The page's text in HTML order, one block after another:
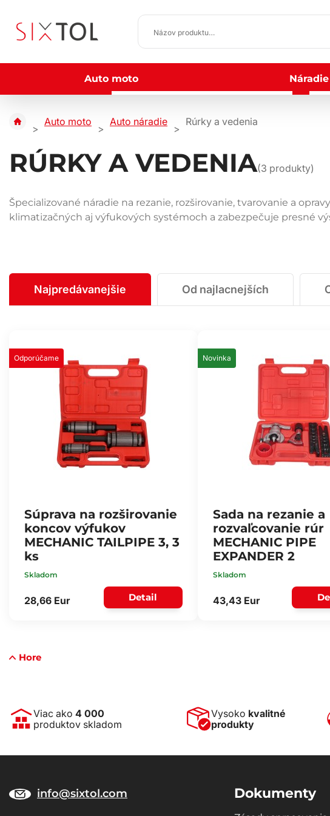
Auto moto Náradie
Auto moto Auto náradie Rúrky a vedenia
RÚRKY A VEDENIA(3 produkty)
Špecializované náradie na rezanie, rozširovanie, tvarovanie a
klimatizačných aj výfukových systémoch a zabezpečuje presné
Najpredávanejšie Od najlacnejších
Odporúčame
Súprava na rozširovanie
koncov výfukov
MECHANIC TAILPIPE 3, 3
ks
Skladom
28,66 Eur Detail
Novinka
Sada na rezanie a
rozvaľcovanie rúr
MECHANIC PIPE
EXPANDER 2
Skladom
43,43 Eur
Hore
Viac ako 4 000
produktov skladom
Vysoko kvalitné
produkty
info@sixtol.com Dokumenty